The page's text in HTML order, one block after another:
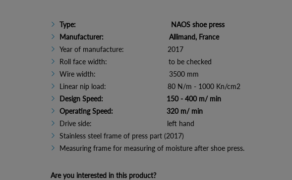
Type: NAOS shoe press
Manufacturer: Allimand, France
Year of manufacture: 2017
Roll face width: to be checked
Wire width: 3500 mm
Linear nip load: 80 N/m - 1000 Kn/cm2
Design Speed: 150 - 400 m/ min
Operating Speed: 320 m/ min
Drive side: left hand
Stainless steel frame of press part (2017)
Measuring frame for measuring of moisture after shoe press.
Are you interested in this product?